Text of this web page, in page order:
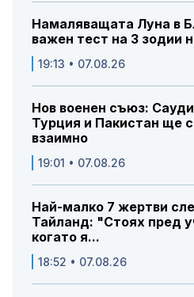
Намаляващата Луна в
важен тест на 3 зодии
19:13 • 07.08.26
Нов военен съюз:
Турция и Пакистан ще
взаимно
19:01 • 07.08.26
Най-малко 7 жертви
Тайланд: "Стоях пред
когато я...
18:52 • 07.08.26